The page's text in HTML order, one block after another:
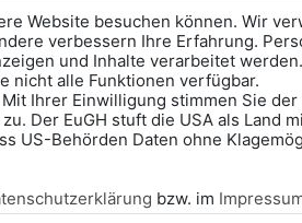
315202125016C
Website besuchen können. Wir
verbessern Ihre Erfahrung.
und Inhalte verarbeitet
nicht alle Funktionen verfügbar.
Ihrer Einwilligung stimmen Sie
Der EuGH stuft die USA als Land
US-Behörden Daten ohne
bzw. im
das Kalendersymbol.
Ohne Termin kann es zu
Bitte nehmen Sie eine
für Ihren Einkauf mit.
Wir freuen uns - Das
correct school.